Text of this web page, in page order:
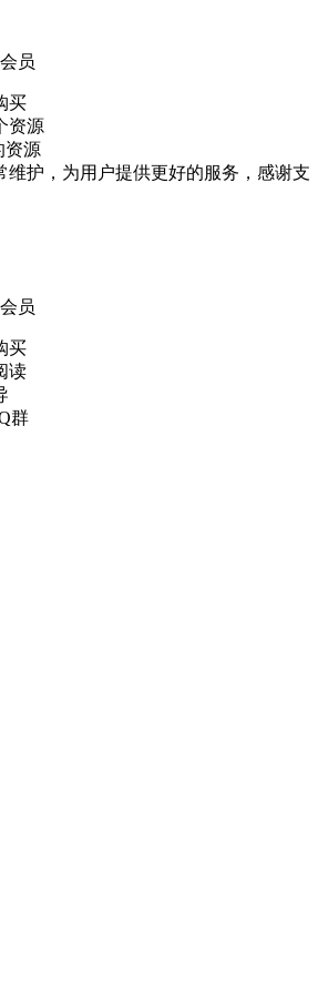
员
买
资源
资源
维护，为用户提供更好的服务，感谢支
员
买
读
群